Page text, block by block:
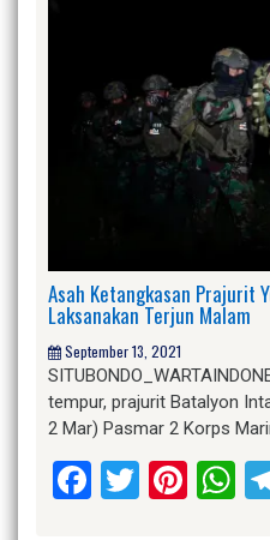
Asah Ketangkasan Prajurit
Laksanakan Terjun Malam
September 13, 2021
tempur, prajurit Batalyon
2 Mar) Pasmar 2 Korps
Facebook
Twitter